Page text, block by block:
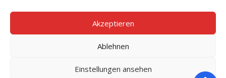
Akzeptieren
Ablehnen
Einstellungen ansehen